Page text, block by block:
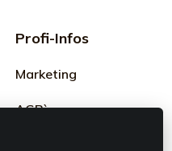
Profi-Infos
Marketing
AGB`s